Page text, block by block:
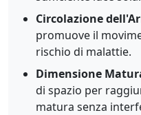
Circolazione
promuove il
rischio di malattie.
Dimensione
di spazio per
matura senza